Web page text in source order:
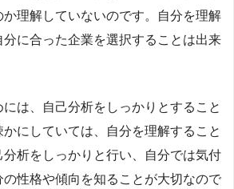
か理解していないのです。自分を理解
分に合った企業を選択することは出来
は、自己分析をしっかりとすること
にしていては、自分を理解すること
析をしっかりと行い、自分では気付
性格や傾向を知ることが大切なので